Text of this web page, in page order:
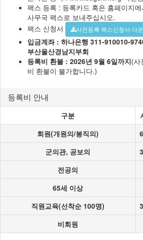
팩스 등록 : 등록카드 혹은 홈페이지
사무국 팩스로 보내주십시오.
팩스 신청서
사전등록 팩스신청서 다
입금계좌 : 하나은행 311-910010-
부산울산경남지부회
등록비 환불 : 2026년 9월 6일까지(사
비 환불이 불가합니다.)
등록비 안내
구분
회원(개원의/봉직의)
군의관, 공보의
전공의
65세 이상
직원교육(선착순 100명)
비회원